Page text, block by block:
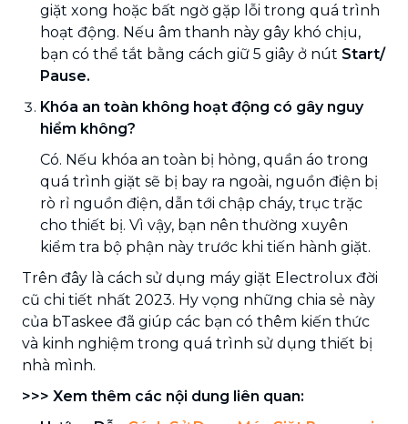
giặt xong hoặc bất ngờ gặp lỗi trong quá trình
hoạt động. Nếu âm thanh này gây khó chịu,
bạn có thể tắt bằng cách giữ 5 giây ở nút Start/
Pause.
Khóa an toàn không hoạt động có gây nguy
hiểm không?
Có. Nếu khóa an toàn bị hỏng, quần áo trong
quá trình giặt sẽ bị bay ra ngoài, nguồn điện bị
rò rỉ nguồn điện, dẫn tới chập cháy, trục trặc
cho thiết bị. Vì vậy, bạn nên thường xuyên
kiểm tra bộ phận này trước khi tiến hành giặt.
Trên đây là cách sử dụng máy giặt Electrolux đời
cũ chi tiết nhất 2023. Hy vọng những chia sẻ này
của bTaskee đã giúp các bạn có thêm kiến thức
và kinh nghiệm trong quá trình sử dụng thiết bị
nhà mình.
>>> Xem thêm các nội dung liên quan: